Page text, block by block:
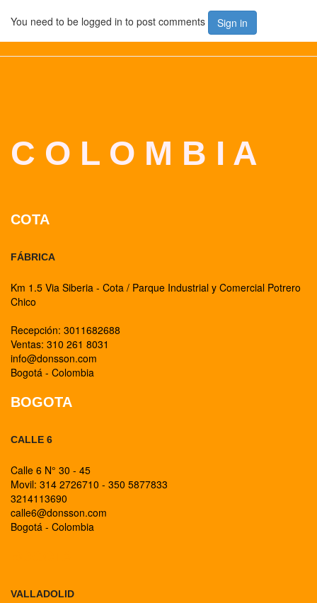
You need to be logged in to post comments Sign in
C O L O M B I A
COTA
FÁBRICA
Km 1.5 Via Siberia - Cota / Parque Industrial y Comercial Potrero
Chico
Recepción: 3011682688
Ventas: 310 261 8031
info@donsson.com
Bogotá - Colombia
BOGOTA
CALLE 6
Calle 6 N° 30 - 45
Movil: 314 2726710 - 350 5877833
3214113690
calle6@donsson.com
Bogotá - Colombia
VALLADOLID